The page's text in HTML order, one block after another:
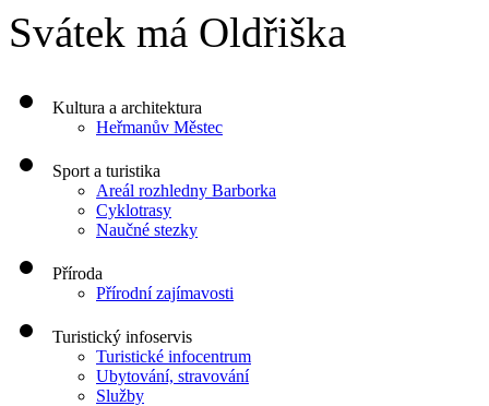
Svátek má Oldřiška
Kultura a architektura
Heřmanův Městec
Sport a turistika
Areál rozhledny Barborka
Cyklotrasy
Naučné stezky
Příroda
Přírodní zajímavosti
Turistický infoservis
Turistické infocentrum
Ubytování, stravování
Služby